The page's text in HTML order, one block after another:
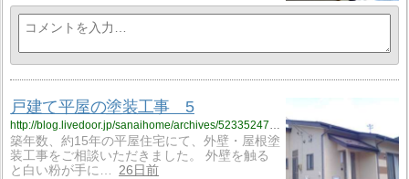
戸建て平屋の塗装工事 5
http://blog.livedoor.jp/sanaihome/archives/52335247.html
築年数、約15年の平屋住宅にて、外壁・屋根塗
装工事をご相談いただきました。 外壁を触る
と白い粉が手に…
26日前